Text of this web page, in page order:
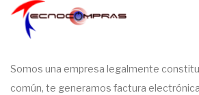
Somos una empresa legalmente
común, te generamos factura